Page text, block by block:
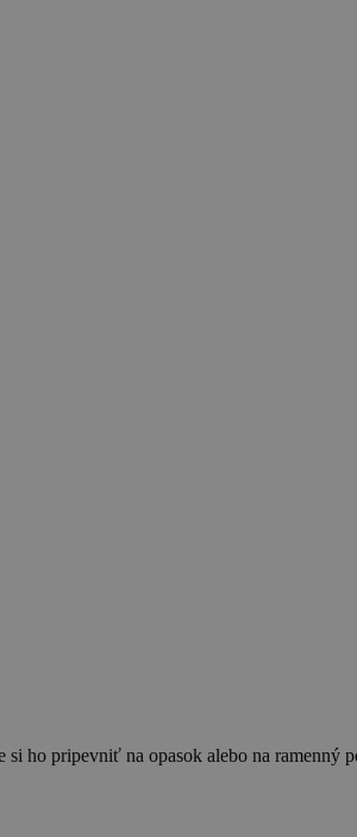
ho pripevniť na opasok alebo na ramenný